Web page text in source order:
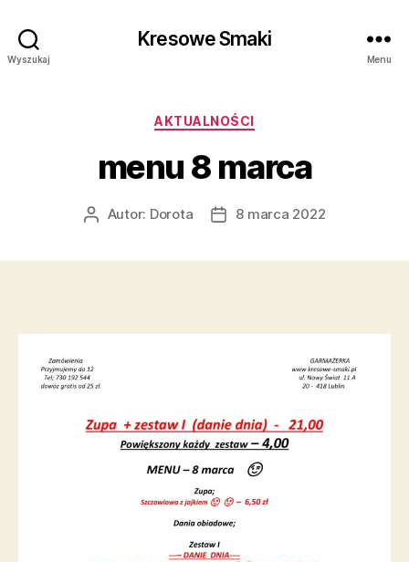
Wyszukaj
Kresowe Smaki
Menu
Kategorie
AKTUALNOŚCI
menu 8 marca
AutorAutor: Dorota
Data8 marca 2022